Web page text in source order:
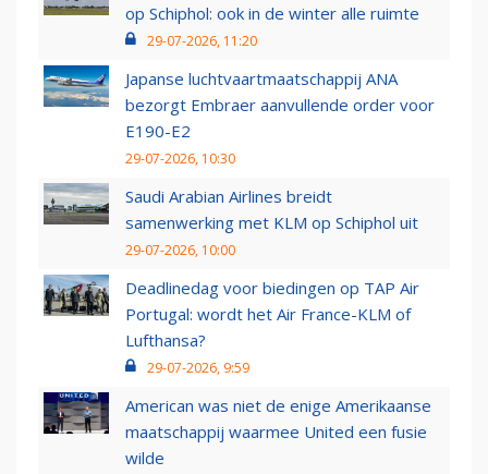
op Schiphol: ook in de winter alle ruimte
29-07-2026, 11:20
Japanse luchtvaartmaatschappij ANA
bezorgt Embraer aanvullende order voor
E190-E2
29-07-2026, 10:30
Saudi Arabian Airlines breidt
samenwerking met KLM op Schiphol uit
29-07-2026, 10:00
Deadlinedag voor biedingen op TAP Air
Portugal: wordt het Air France-KLM of
Lufthansa?
29-07-2026, 9:59
American was niet de enige Amerikaanse
maatschappij waarmee United een fusie
wilde